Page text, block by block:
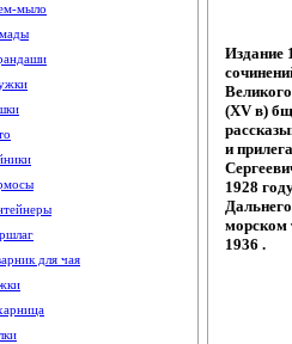
мыло
для чая
Издание
(XV в)
и
1928
морском
1936 .